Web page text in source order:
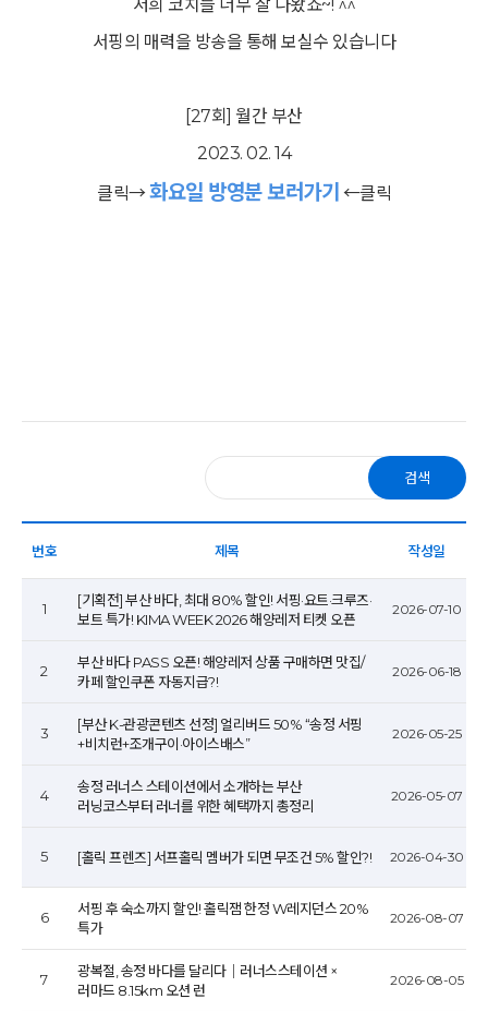
저희 코치들 너무 잘 나왔죠~! ^^
서핑의 매력을 방송을 통해 보실수 있습니다
[27회] 월간 부산
2023. 02. 14
클릭→화요일 방영분 보러가기 ←클릭
검색
번호 제목 작성일
1
[기획전] 부산 바다, 최대 80% 할인! 서핑·요트·크루즈·
보트 특가! KIMA WEEK 2026 해양레저 티켓 오픈
2026-07-10
2
부산 바다 PASS 오픈! 해양레저 상품 구매하면 맛집/
카페 할인쿠폰 자동지급?!
2026-06-18
3
[부산 K-관광콘텐츠 선정] 얼리버드 50% “송정 서핑
+비치런+조개구이·아이스배스”
2026-05-25
4
송정 러너스 스테이션에서 소개하는 부산
러닝코스부터 러너를 위한 혜택까지 총정리
2026-05-07
5 [홀릭 프렌즈] 서프홀릭 멤버가 되면 무조건 5% 할인?! 2026-04-30
6
서핑 후 숙소까지 할인! 홀릭잼 한정 W레지던스 20%
특가
2026-08-07
7
광복절, 송정 바다를 달리다｜러너스스테이션 ×
러마드 8.15km 오션 런
2026-08-05